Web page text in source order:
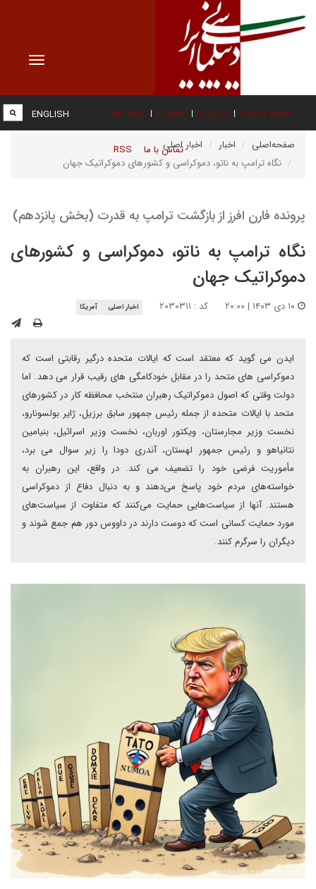
Toggle
صفحه نخست درباره ما عضویت پیوند ها
تماس با ما RSS
ENGLISH
صفحه‌اصلی اخبار
اخبار اصلی
نگاه ترامپ به ناتو، دموکراسی و کشورهای دموکراتیک جهان
پرونده فارن افرز از بازگشت ترامپ به قدرت (بخش پانزدهم)
نگاه ترامپ به ناتو، دموکراسی و کشورهای
دموکراتیک جهان
کد : ۲۰۳۰۳۱۱ اخبار اصلی آمریکا
ایدن می گوید که معتقد است که ایالات متحده درگیر رقابتی است که
دموکراسی های متحد را در مقابل خودکامگی های رقیب قرار می دهد. اما
دولت وقتی که اصول دموکراتیک رهبران منتخب محافظه کار در کشورهای
متحد با ایالات متحده از جمله رئیس جمهور سابق برزیل، ژایر بولسونارو،
نخست وزیر مجارستان، ویکتور اوربان، نخست وزیر اسرائیل، بنیامین
نتانیاهو و رئیس جمهور لهستان، آندری دودا را زیر سوال می برد،
مأموریت فرضی خود را تضعیف می کند. در واقع، این رهبران به
خواسته‌های مردم خود پاسخ می‌دهند و به دنبال دفاع از دموکراسی
هستند. آنها از سیاست‌هایی حمایت می‌کنند که متفاوت از سیاست‌های
مورد حمایت کسانی است که دوست دارند در داووس دور هم جمع شوند و
دیگران را سرگرم کنند.